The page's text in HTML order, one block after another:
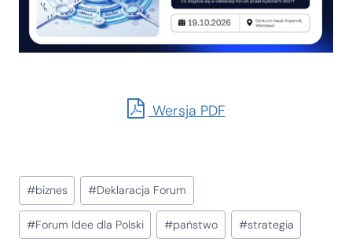
Wersja PDF
Tagi
wpisu:
#biznes #Deklaracja Forum
#Forum Idee dla Polski #państwo #strategia